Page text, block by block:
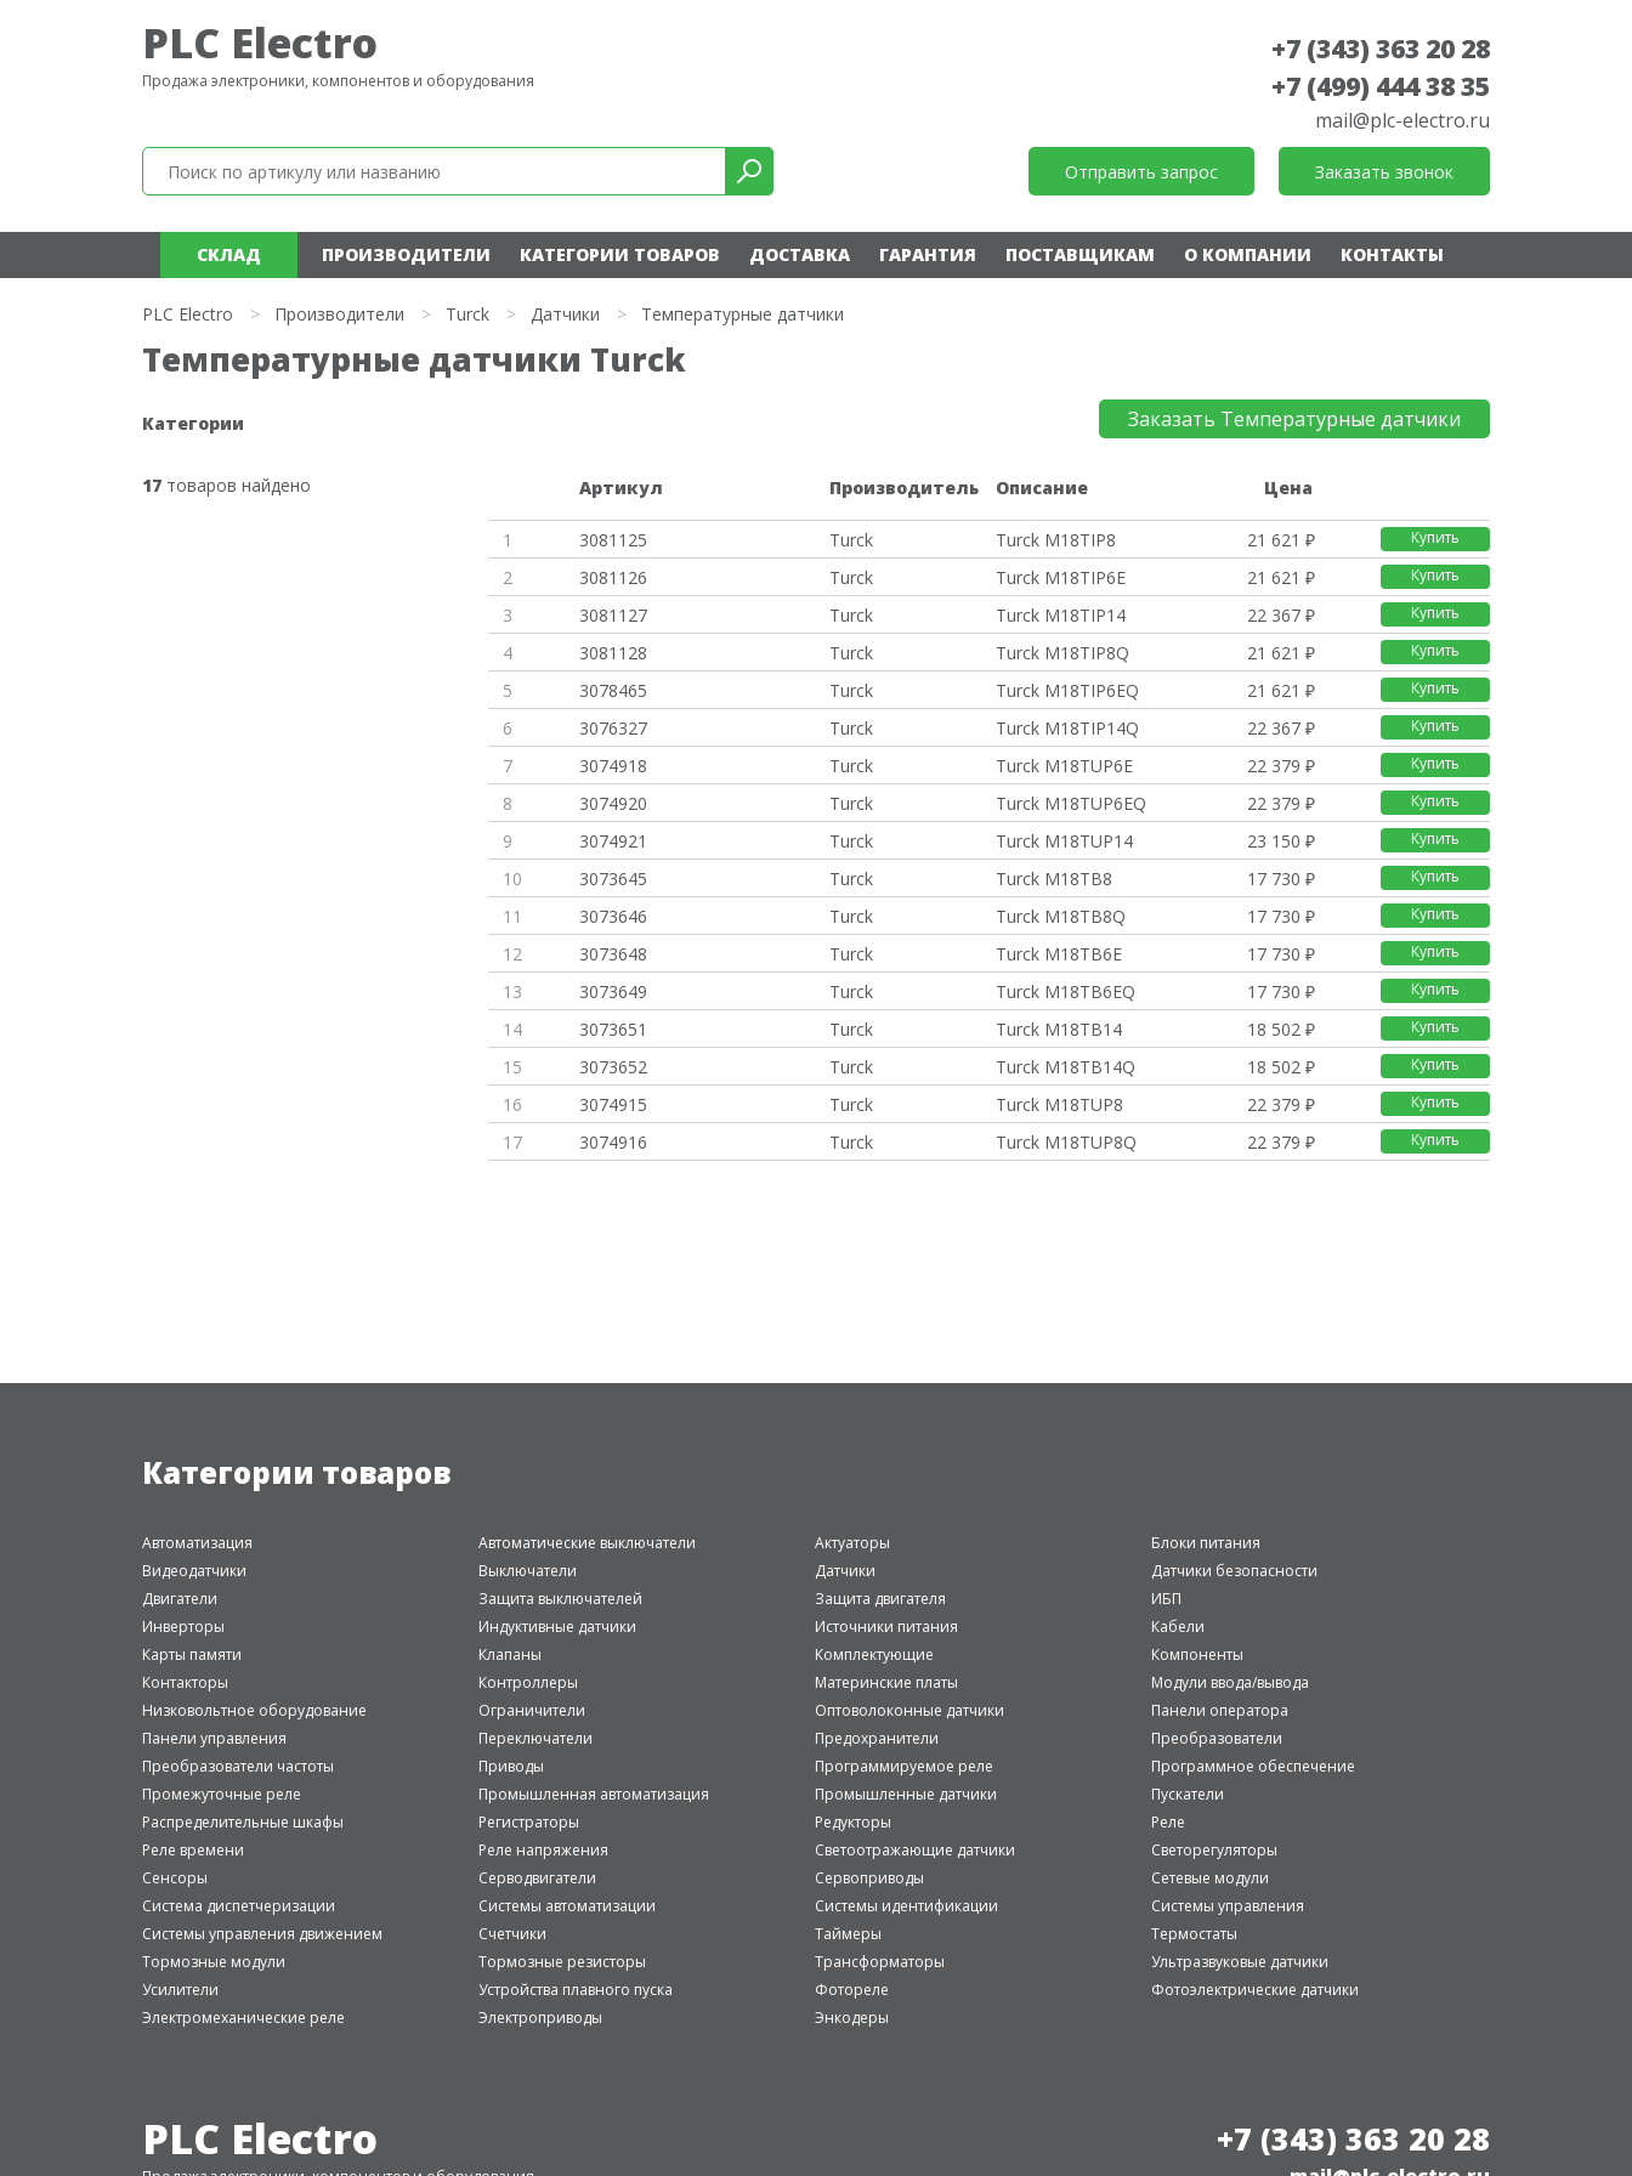
PLC Electro
Продажа электроники, компонентов и оборудования
+7 (343) 363 20 28
+7 (499) 444 38 35
mail@plc-electro.ru
Отправить запрос Заказать звонок
СКЛАД ПРОИЗВОДИТЕЛИ КАТЕГОРИИ ТОВАРОВ ДОСТАВКА ГАРАНТИЯ ПОСТАВЩИКАМ О КОМПАНИИ КОНТАКТЫ
PLC Electro > Производители > Turck > Датчики > Температурные датчики
Температурные датчики Turck
Категории
17 товаров найдено
Заказать Температурные датчики
Артикул Производитель Описание Цена
1 3081125 Turck Turck M18TIP8 21 621 ₽ Купить
2 3081126 Turck Turck M18TIP6E 21 621 ₽ Купить
3 3081127 Turck Turck M18TIP14 22 367 ₽ Купить
4 3081128 Turck Turck M18TIP8Q 21 621 ₽ Купить
5 3078465 Turck Turck M18TIP6EQ 21 621 ₽ Купить
6 3076327 Turck Turck M18TIP14Q 22 367 ₽ Купить
7 3074918 Turck Turck M18TUP6E 22 379 ₽ Купить
8 3074920 Turck Turck M18TUP6EQ 22 379 ₽ Купить
9 3074921 Turck Turck M18TUP14 23 150 ₽ Купить
10 3073645 Turck Turck M18TB8 17 730 ₽ Купить
11 3073646 Turck Turck M18TB8Q 17 730 ₽ Купить
12 3073648 Turck Turck M18TB6E 17 730 ₽ Купить
13 3073649 Turck Turck M18TB6EQ 17 730 ₽ Купить
14 3073651 Turck Turck M18TB14 18 502 ₽ Купить
15 3073652 Turck Turck M18TB14Q 18 502 ₽ Купить
16 3074915 Turck Turck M18TUP8 22 379 ₽ Купить
17 3074916 Turck Turck M18TUP8Q 22 379 ₽ Купить
Категории товаров
Автоматизация Автоматические выключатели Актуаторы
Блоки питания
Видеодатчики
Выключатели Датчики
Датчики безопасности
Двигатели
Защита выключателей Защита двигателя
ИБП
Инверторы
Индуктивные датчики Источники питания
Кабели
Карты памяти
Клапаны Комплектующие
Компоненты
Контакторы
Контроллеры Материнские платы
Модули ввода/вывода
Низковольтное оборудование
Ограничители Оптоволоконные датчики
Панели оператора
Панели управления
Переключатели Предохранители
Преобразователи
Преобразователи частоты
Приводы Программируемое реле
Программное обеспечение
Промежуточные реле
Промышленная автоматизация Промышленные датчики
Пускатели
Распределительные шкафы
Регистраторы Редукторы
Реле
Реле времени
Реле напряжения Светоотражающие датчики
Светорегуляторы
Сенсоры
Серводвигатели Сервоприводы
Сетевые модули
Система диспетчеризации
Системы автоматизации Системы идентификации
Системы управления
Системы управления движением
Счетчики Таймеры
Термостаты
Тормозные модули
Тормозные резисторы Трансформаторы
Ультразвуковые датчики
Усилители
Устройства плавного пуска Фотореле
Фотоэлектрические датчики
Электромеханические реле
Электроприводы Энкодеры
PLC Electro +7 (343) 363 20 28